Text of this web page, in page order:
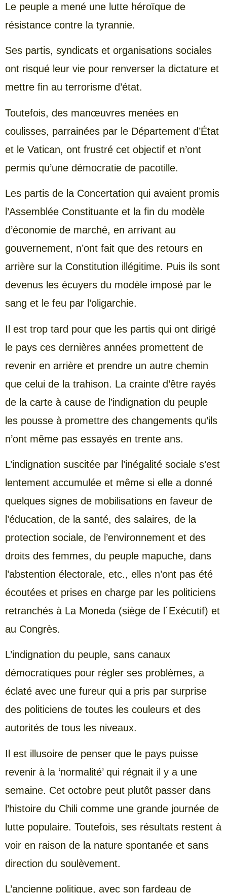
Le peuple a mené une lutte héroïque de
résistance contre la tyrannie.
Ses partis, syndicats et organisations sociales
ont risqué leur vie pour renverser la dictature et
mettre fin au terrorisme d’état.
Toutefois, des manœuvres menées en
coulisses, parrainées par le Département d’État
et le Vatican, ont frustré cet objectif et n’ont
permis qu’une démocratie de pacotille.
Les partis de la Concertation qui avaient promis
l’Assemblée Constituante et la fin du modèle
d’économie de marché, en arrivant au
gouvernement, n’ont fait que des retours en
arrière sur la Constitution illégitime. Puis ils sont
devenus les écuyers du modèle imposé par le
sang et le feu par l’oligarchie.
Il est trop tard pour que les partis qui ont dirigé
le pays ces dernières années promettent de
revenir en arrière et prendre un autre chemin
que celui de la trahison. La crainte d’être rayés
de la carte à cause de l’indignation du peuple
les pousse à promettre des changements qu’ils
n’ont même pas essayés en trente ans.
L’indignation suscitée par l’inégalité sociale s’est
lentement accumulée et même si elle a donné
quelques signes de mobilisations en faveur de
l’éducation, de la santé, des salaires, de la
protection sociale, de l’environnement et des
droits des femmes, du peuple mapuche, dans
l’abstention électorale, etc., elles n’ont pas été
écoutées et prises en charge par les politiciens
retranchés à La Moneda (siège de l´Exécutif) et
au Congrès.
L’indignation du peuple, sans canaux
démocratiques pour régler ses problèmes, a
éclaté avec une fureur qui a pris par surprise
des politiciens de toutes les couleurs et des
autorités de tous les niveaux.
Il est illusoire de penser que le pays puisse
revenir à la ‘normalité’ qui régnait il y a une
semaine. Cet octobre peut plutôt passer dans
l’histoire du Chili comme une grande journée de
lutte populaire. Toutefois, ses résultats restent à
voir en raison de la nature spontanée et sans
direction du soulèvement.
L’ancienne politique, avec son fardeau de